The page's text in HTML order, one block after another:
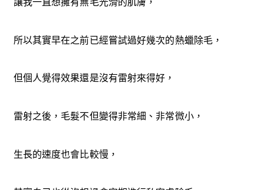
所以其實早在之前已經嘗試過好幾次的熱蠟除毛，
但個人覺得效果還是沒有雷射來得好，
雷射之後，毛髮不但變得非常細、非常微小，
生長的速度也會比較慢，